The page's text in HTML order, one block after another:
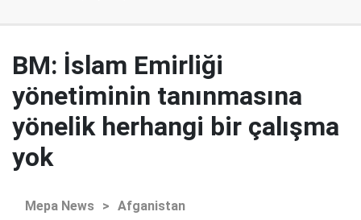
BM: İslam Emirliği
yönetiminin tanınmasına
yönelik herhangi bir çalışma
yok
Mepa News > Afganistan